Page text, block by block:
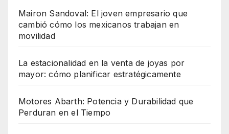
Mairon Sandoval: El joven empresario que
cambió cómo los mexicanos trabajan en
movilidad
La estacionalidad en la venta de joyas por
mayor: cómo planificar estratégicamente
Motores Abarth: Potencia y Durabilidad que
Perduran en el Tiempo